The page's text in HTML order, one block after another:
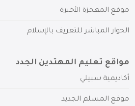
موقع المعجزة الأخيرة
الحوار المباشر للتعريف بالإسلام
مواقع تعليم المهتدين الجدد
أكاديمية سبيلي
موقع المسلم الجديد